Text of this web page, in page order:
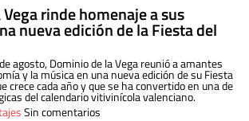
rinde homenaje a sus
nueva edición de la Fiesta del
agosto, Dominio de la Vega reunió a amantes
y la música en una nueva edición de su Fiesta
crece cada año y que se ha convertido en una de
del calendario vitivinícola valenciano.
Sin comentarios